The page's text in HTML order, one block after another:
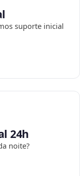
suporte inicial
24h
noite?